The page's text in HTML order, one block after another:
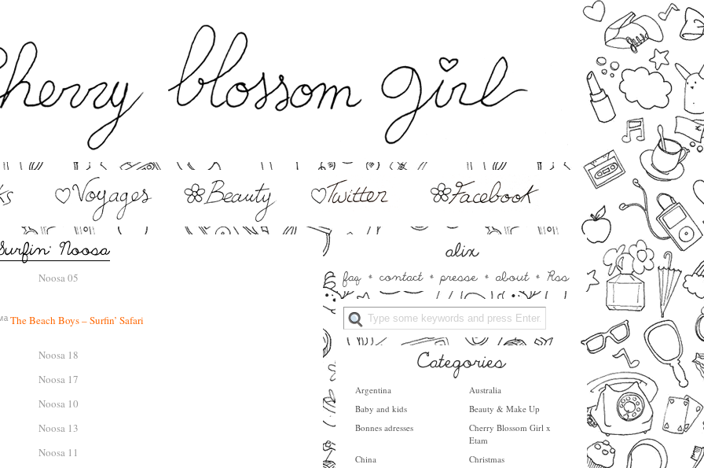
Argentina
Australia
Baby and kids
Beauty & Make Up
Bonnes adresses
Cherry Blossom Girl x
Etam
China
Christmas
The Beach Boys – Surfin’ Safari